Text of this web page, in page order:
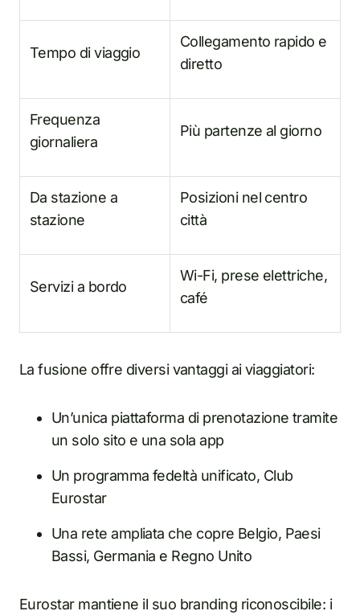
Tempo di viaggio
Collegamento rapido e
diretto
Frequenza
giornaliera
Più partenze al giorno
Da stazione a
stazione
Posizioni nel centro
città
Servizi a bordo
Wi-Fi, prese elettriche,
café
La fusione offre diversi vantaggi ai viaggiatori:
Un’unica piattaforma di prenotazione tramite
un solo sito e una sola app
Un programma fedeltà unificato, Club
Eurostar
Una rete ampliata che copre Belgio, Paesi
Bassi, Germania e Regno Unito
Eurostar mantiene il suo branding riconoscibile: i